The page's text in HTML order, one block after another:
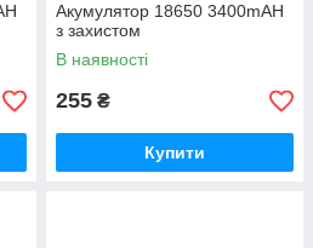
Акумулятор 18650 3400mAH
з захистом
В наявності
255 ₴
Купити